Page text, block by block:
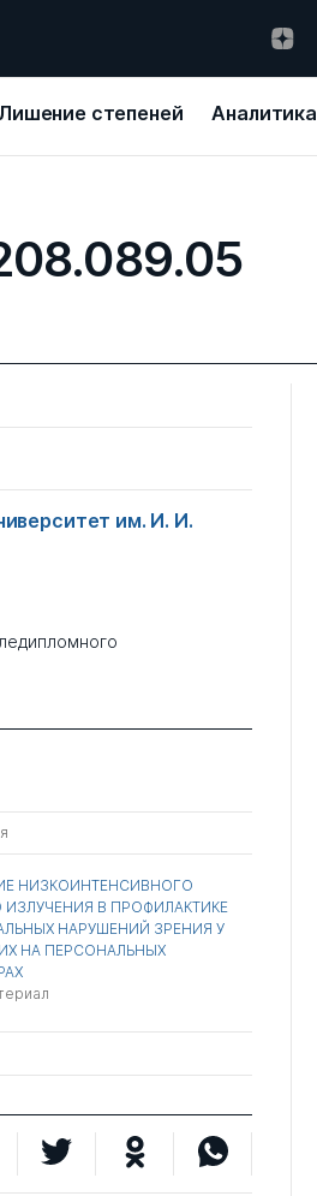
степеней Аналитика
им. И. И.
НИЗКОИНТЕНСИВНОГО
ИЗЛУЧЕНИЯ В ПРОФИЛАКТИКЕ
НАРУШЕНИЙ ЗРЕНИЯ У
НА ПЕРСОНАЛЬНЫХ